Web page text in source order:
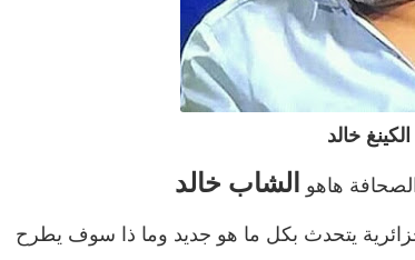
خالد
هاهو الشاب خالد
مع قناة النهار الجزائرية يتحدث بكل ما هو جديد وما ذا سوف يطرح